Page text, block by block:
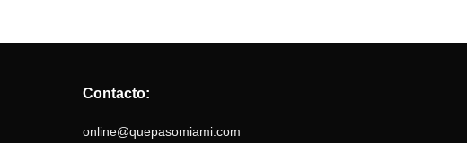
Contacto:
online@quepasomiami.com